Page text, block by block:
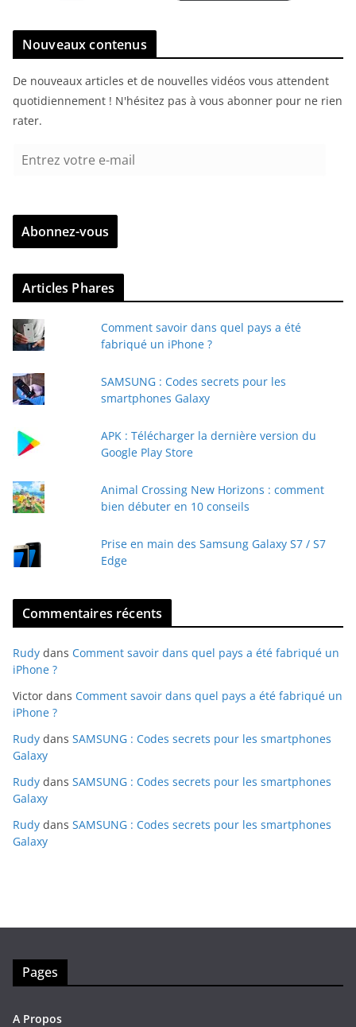
Nouveaux contenus
De nouveaux articles et de nouvelles vidéos vous attendent
quotidiennement ! N'hésitez pas à vous abonner pour ne rien
rater.
r
z
v
r
e
e
a
Abonnez-vous
Articles Phares
Comment savoir dans quel pays a été
fabriqué un iPhone ?
SAMSUNG : Codes secrets pour les
smartphones Galaxy
APK : Télécharger la dernière version du
Google Play Store
Animal Crossing New Horizons : comment
bien débuter en 10 conseils
Prise en main des Samsung Galaxy S7 / S7
Edge
Commentaires récents
Rudy dans Comment savoir dans quel pays a été fabriqué un
iPhone ?
Victor dans Comment savoir dans quel pays a été fabriqué un
iPhone ?
Rudy dans SAMSUNG : Codes secrets pour les smartphones
Galaxy
Rudy dans SAMSUNG : Codes secrets pour les smartphones
Galaxy
Rudy dans SAMSUNG : Codes secrets pour les smartphones
Galaxy
Pages
A Propos